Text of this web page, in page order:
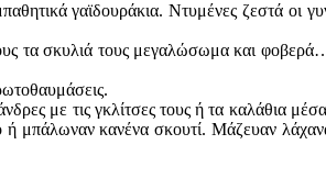
γαϊδουράκια. Ντυμένες ζεστά οι
τα σκυλιά τους μεγαλώσωμα και
με τις γκλίτσες τους ή τα καλάθια
ή μπάλωναν κανένα σκουτί. Μάζευαν